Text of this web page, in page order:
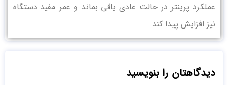
عملکرد پرینتر در حالت عادی باقی بماند و عمر مفید دستگاه
نیز افزایش پیدا کند.
دیدگاهتان را بنویسید